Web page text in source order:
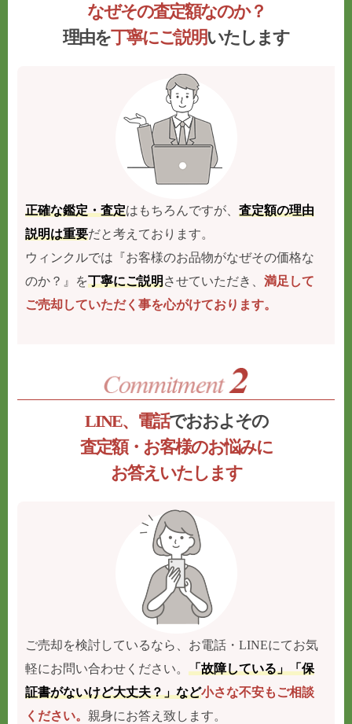
なぜその査定額なのか？
理由を丁寧にご説明いたします
正確な鑑定・査定はもちろんですが、査定額の理由
説明は重要だと考えております。
ウィンクルでは『お客様のお品物がなぜその価格な
のか？』を丁寧にご説明させていただき、満足して
ご売却していただく事を心がけております。
LINE、電話でおおよその
査定額・お客様のお悩みに
お答えいたします
ご売却を検討しているなら、お電話・LINEにてお気
軽にお問い合わせください。「故障している」「保
証書がないけど大丈夫？」など小さな不安もご相談
ください。 親身にお答え致します。